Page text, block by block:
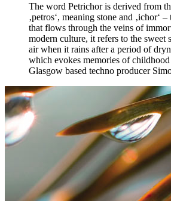
The word Petrichor is derived from
‚petros‘, meaning stone and ‚ichor‘
that flows through the veins of
modern culture, it refers to the sweet
air when it rains after a period of
which evokes memories of
Glasgow based techno producer